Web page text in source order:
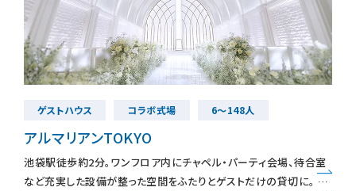
ゲストハウス コラボ式場 6～148人
アルマリアンTOKYO
池袋駅徒歩約2分。ワンフロア内にチャペル・パーティ会場、待合室
など充実した設備が整った空間をふたりとゲストだけの貸切に。 2